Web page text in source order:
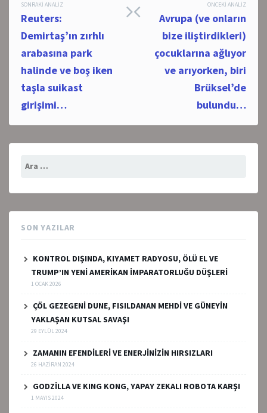
Post
navigation
ÖNCEKI ANALIZ
Avrupa (ve onların
bize iliştirdikleri)
çocuklarına ağlıyor
ve arıyorken, biri
Brüksel’de
bulundu…
SONRAKI ANALIZ
Reuters:
Demirtaş’ın zırhlı
arabasına park
halinde ve boş iken
taşla suikast
girişimi…
Arama:
SON YAZILAR
KONTROL DIŞINDA, KIYAMET RADYOSU, ÖLÜ EL VE
TRUMP’IN YENİ AMERİKAN İMPARATORLUĞU DÜŞLERİ
1 OCAK 2026
ÇÖL GEZEGENİ DUNE, FISILDANAN MEHDİ VE GÜNEYİN
YAKLAŞAN KUTSAL SAVAŞI
29 EYLÜL 2024
ZAMANIN EFENDİLERİ VE ENERJİNİZİN HIRSIZLARI
26 HAZIRAN 2024
GODZİLLA VE KING KONG, YAPAY ZEKALI ROBOTA KARŞI
1 MAYIS 2024